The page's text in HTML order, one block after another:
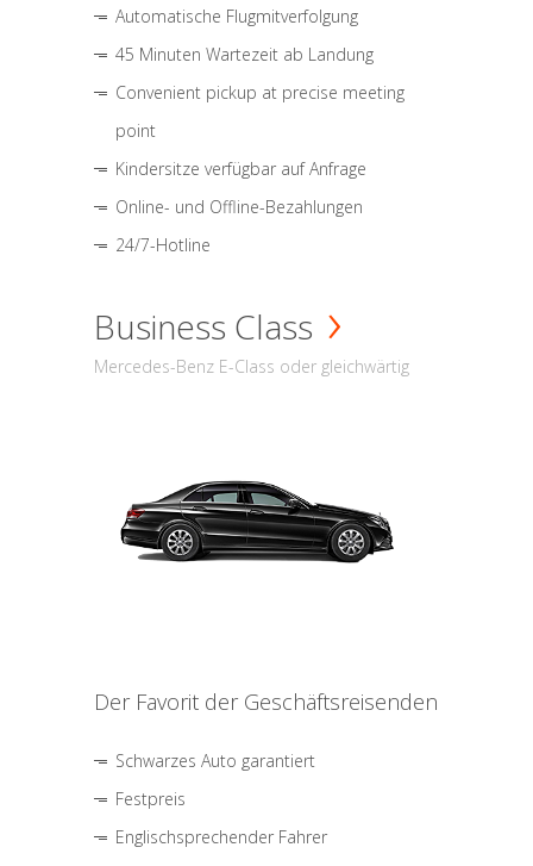
Automatische Flugmitverfolgung
45 Minuten Wartezeit ab Landung
Convenient pickup at precise meeting
point
Kindersitze verfügbar auf Anfrage
Online- und Offline-Bezahlungen
24/7-Hotline
Business Class
Mercedes-Benz E-Class oder gleichwärtig
Der Favorit der Geschäftsreisenden
Schwarzes Auto garantiert
Festpreis
Englischsprechender Fahrer